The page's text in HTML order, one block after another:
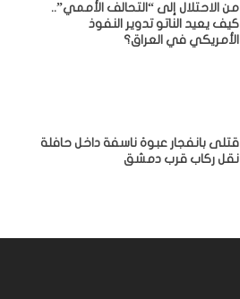
من الاحتلال إلى “التحالف الأممي”..
كيف يعيد الناتو تدوير النفوذ
الأمريكي في العراق؟
قتلى بانفجار عبوة ناسفة داخل حافلة
نقل ركاب قرب دمشق